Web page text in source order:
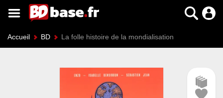
Accueil BD La folle histoire de la mondialisation